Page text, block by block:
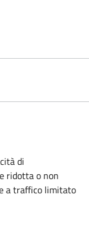
di
ridotta o non
a traffico limitato